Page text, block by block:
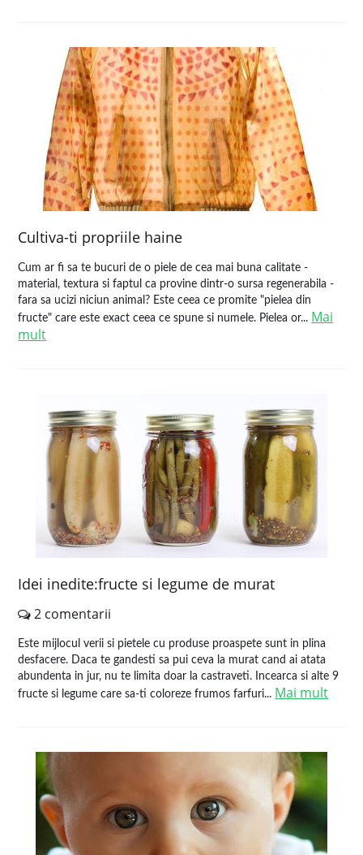
Cultiva-ti propriile haine
Cum ar fi sa te bucuri de o piele de cea mai buna calitate -
material, textura si faptul ca provine dintr-o sursa regenerabila -
fara sa ucizi niciun animal? Este ceea ce promite "pielea din
fructe" care este exact ceea ce spune si numele. Pielea or... Mai
mult
Idei inedite:fructe si legume de murat
2 comentarii
Este mijlocul verii si pietele cu produse proaspete sunt in plina
desfacere. Daca te gandesti sa pui ceva la murat cand ai atata
abundenta in jur, nu te limita doar la castraveti. Incearca si alte 9
fructe si legume care sa-ti coloreze frumos farfuri... Mai mult